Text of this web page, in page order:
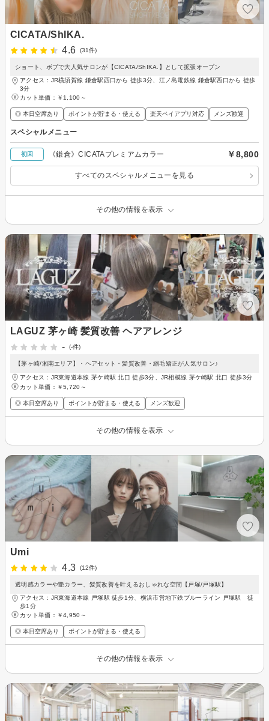
CICATA/ShIKA.
4.6
(31件)
ショート、ボブで大人気サロンが【CICATA/ShIKA.】として拡張オープン
アクセス：JR横須賀線 鎌倉駅西口から 徒歩3分、江ノ島電鉄線 鎌倉駅西口から 徒歩
3分
カット単価： ￥1,100～
◎ 本日空席あり ポイントが貯まる・使える 楽天ペイアプリ対応 メンズ歓迎
スペシャルメニュー
初回 《鎌倉》CICATAプレミアムカラー ￥8,800
すべてのスペシャルメニューを見る
その他の情報を表示
LAGUZ 茅ヶ崎 髪質改善 ヘアアレンジ
-
(-件)
【茅ヶ崎/湘南エリア】・ヘアセット・髪質改善・縮毛矯正が人気サロン♪
アクセス：JR東海道本線 茅ケ崎駅 北口 徒歩3分、JR相模線 茅ケ崎駅 北口 徒歩3分
カット単価： ￥5,720～
◎ 本日空席あり ポイントが貯まる・使える メンズ歓迎
その他の情報を表示
Umi
4.3
(12件)
透明感カラーや艶カラー、髪質改善を叶えるおしゃれな空間【戸塚/戸塚駅】
アクセス：JR東海道本線 戸塚駅 徒歩1分、横浜市営地下鉄ブルーライン 戸塚駅 徒
歩1分
カット単価： ￥4,950～
◎ 本日空席あり ポイントが貯まる・使える
その他の情報を表示